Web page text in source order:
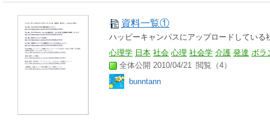
資料一覧①
ハッピーキャンパスにアップロードしてい
心理学 日本 社会 心理 社会学 介護 発達 ボラ
全体公開 2010/04/21 閲覧（4）
bunntann